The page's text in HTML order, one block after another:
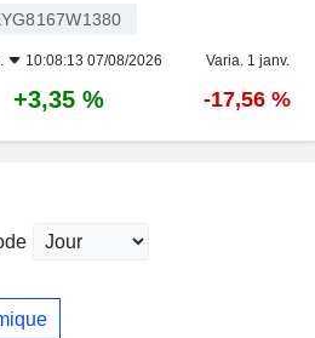
10:08:13 07/08/2026 Varia. 1 janv.
+3,35 % -17,56 %